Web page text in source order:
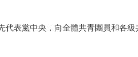
表黨中央，向全體共青團員和各級